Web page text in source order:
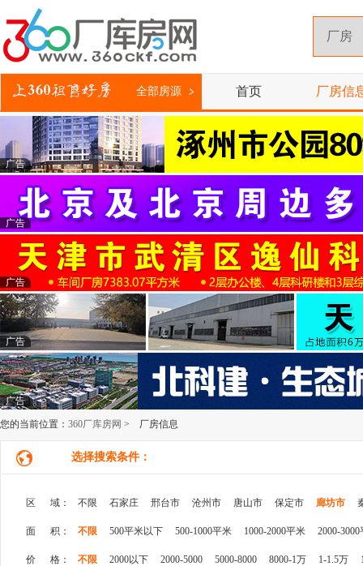
全部房源 首页 厂房信
广告
广告
广告
广告
广告
您的当前位置： 360厂库房网 > 厂房信息
选择搜索条件：
区 域： 不限 石家庄 邢台市 沧州市 唐山市 保定市 廊坊市
面 积： 不限 500平米以下 500-1000平米 1000-2000平米 2000-3000
价 格： 不限 2000以下 2000-5000 5000-8000 8000-1万 1-1.5万